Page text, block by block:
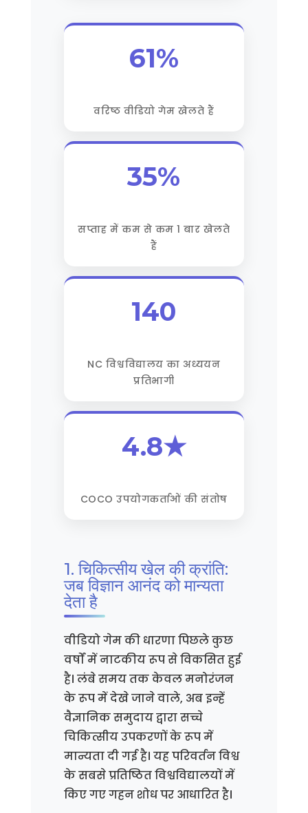
61%
वरिष्ठ वीडियो गेम खेलते हैं
35%
सप्ताह में कम से कम 1 बार खेलते
हैं
140
NC विश्वविद्यालय का अध्ययन
प्रतिभागी
4.8★
COCO उपयोगकर्ताओं की संतोष
1. चिकित्सीय खेल की क्रांति:
जब विज्ञान आनंद को मान्यता
देता है
वीडियो गेम की धारणा पिछले कुछ
वर्षों में नाटकीय रूप से विकसित हुई
है। लंबे समय तक केवल मनोरंजन
के रूप में देखे जाने वाले, अब इन्हें
वैज्ञानिक समुदाय द्वारा सच्चे
चिकित्सीय उपकरणों के रूप में
मान्यता दी गई है। यह परिवर्तन विश्व
के सबसे प्रतिष्ठित विश्वविद्यालयों में
किए गए गहन शोध पर आधारित है।